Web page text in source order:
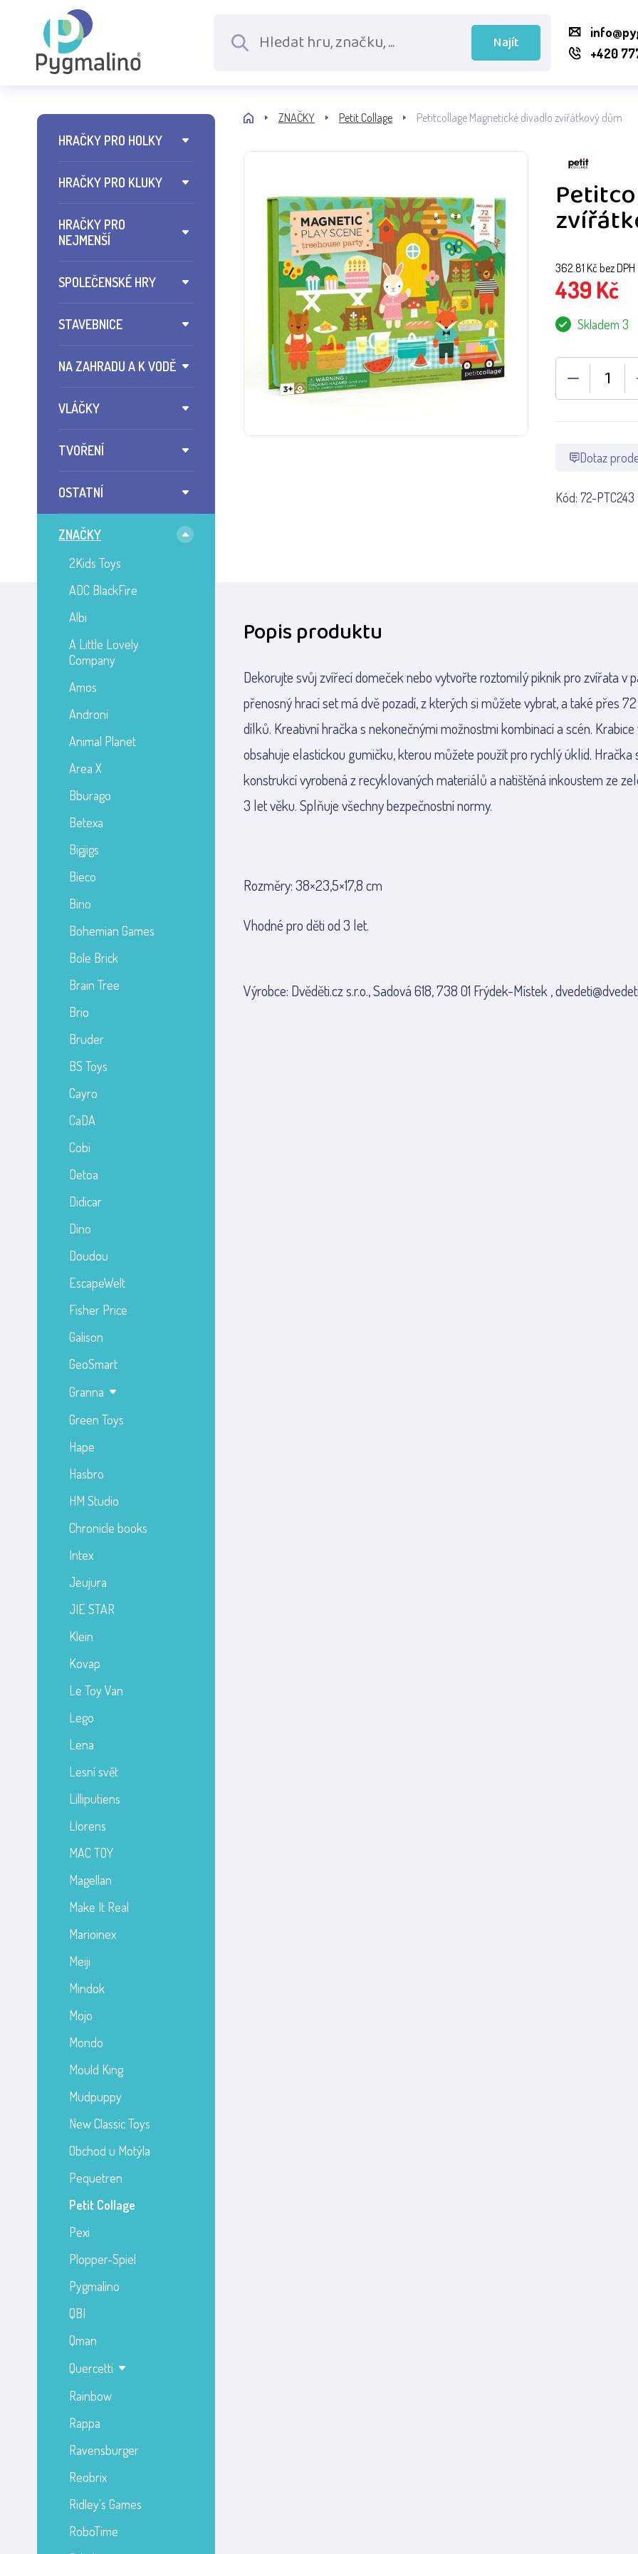
Najít
+420
HRAČKY PRO HOLKY
HRAČKY PRO KLUKY
HRAČKY PRO
NEJMENŠÍ
SPOLEČENSKÉ HRY
STAVEBNICE
NA ZAHRADU A K VODĚ
VLÁČKY
TVOŘENÍ
OSTATNÍ
ZNAČKY
2Kids Toys
ADC BlackFire
Albi
A Little Lovely
Company
Amos
Androni
Animal Planet
Area X
Bburago
Betexa
Bigjigs
Bieco
Bino
Bohemian Games
Bole Brick
Brain Tree
Brio
Bruder
BS Toys
Cayro
CaDA
Cobi
Detoa
Didicar
Dino
Doudou
EscapeWelt
Fisher Price
Galison
GeoSmart
Granna
Green Toys
Hape
Hasbro
HM Studio
Chronicle books
Intex
Jeujura
JIE STAR
Klein
Kovap
Le Toy Van
Lego
Lena
Lesní svět
Lilliputiens
Llorens
MAC TOY
Magellan
Make It Real
Marioinex
Meiji
Mindok
Mojo
Mondo
Mould King
Mudpuppy
New Classic Toys
Obchod u Motýla
Pequetren
Petit Collage
Pexi
Plopper-Spiel
Pygmalino
QBI
Qman
Quercetti
Rainbow
Rappa
Ravensburger
Reobrix
Ridley's Games
RoboTime
ZNAČKY Petit Collage Petitcollage Magnetické divadlo zvířátkový dům
362.81 Kč bez DPH
439 Kč
Skladem 3
Dotaz
Kód: 72-PTC243
Popis produktu
Dekorujte svůj zvířecí domeček nebo vytvořte roztomilý piknik pro zvířata v
přenosný hrací set má dvě pozadí, z kterých si můžete vybrat, a také přes
dílků. Kreativní hračka s nekonečnými možnostmi kombinací a scén.
obsahuje elastickou gumičku, kterou můžete použít pro rychlý úklid. Hračka
konstrukcí vyrobená z recyklovaných materiálů a natištěná inkoustem ze
3 let věku. Splňuje všechny bezpečnostní normy.
Rozměry: 38×23,5×17,8 cm
Vhodné pro děti od 3 let.
Výrobce: Dvěděti.cz s.r.o., Sadová 618, 738 01 Frýdek-Místek ,